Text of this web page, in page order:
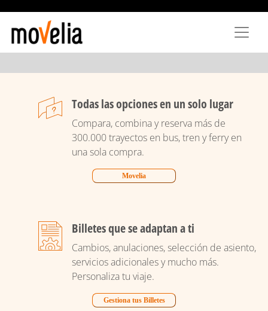
principal
Todas las opciones en un solo lugar
Compara, combina y reserva más de
300.000 trayectos en bus, tren y ferry en
una sola compra.
Movelia
Billetes que se adaptan a ti
Cambios, anulaciones, selección de asiento,
servicios adicionales y mucho más.
Personaliza tu viaje.
Gestiona tus Billetes